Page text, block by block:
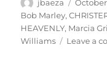
jbaeza
on
October
Bob Marley,
HEAVENLY, Marcia
Williams
Leave a